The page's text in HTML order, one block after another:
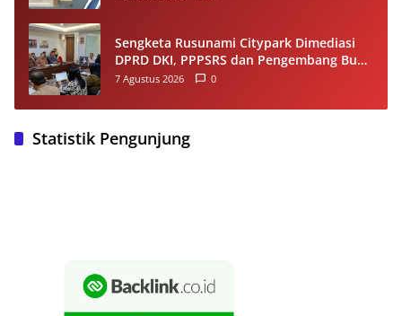
Sengketa Rusunami Citypark Dimediasi
DPRD DKI, PPPSRS dan Pengembang Buka
Peluang Damai
7 Agustus 2026 0
Statistik Pengunjung